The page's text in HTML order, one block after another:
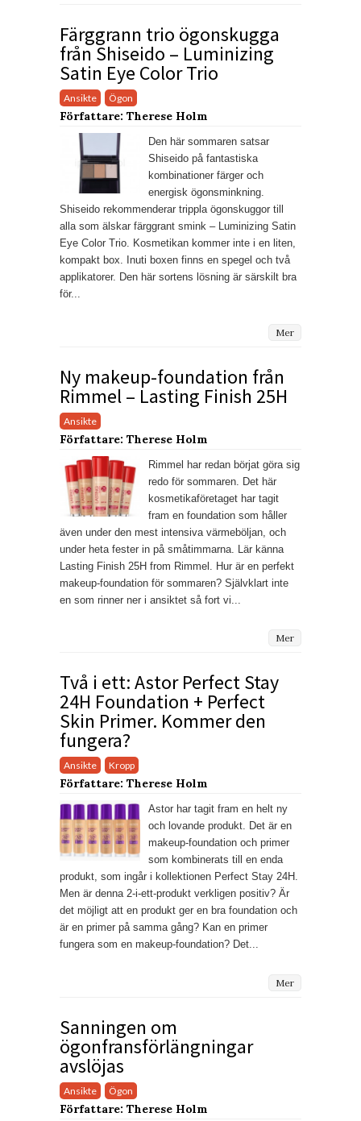
Färggrann trio ögonskugga
från Shiseido – Luminizing
Satin Eye Color Trio
Ansikte Ögon
Författare: Therese Holm
Den här sommaren satsar
Shiseido på fantastiska
kombinationer färger och
energisk ögonsminkning.
Shiseido rekommenderar trippla ögonskuggor till
alla som älskar färggrant smink – Luminizing Satin
Eye Color Trio. Kosmetikan kommer inte i en liten,
kompakt box. Inuti boxen finns en spegel och två
applikatorer. Den här sortens lösning är särskilt bra
för...
Mer
Ny makeup-foundation från
Rimmel – Lasting Finish 25H
Ansikte
Författare: Therese Holm
Rimmel har redan börjat göra sig
redo för sommaren. Det här
kosmetikaföretaget har tagit
fram en foundation som håller
även under den mest intensiva värmeböljan, och
under heta fester in på småtimmarna. Lär känna
Lasting Finish 25H from Rimmel. Hur är en perfekt
makeup-foundation för sommaren? Självklart inte
en som rinner ner i ansiktet så fort vi...
Mer
Två i ett: Astor Perfect Stay
24H Foundation + Perfect
Skin Primer. Kommer den
fungera?
Ansikte Kropp
Författare: Therese Holm
Astor har tagit fram en helt ny
och lovande produkt. Det är en
makeup-foundation och primer
som kombinerats till en enda
produkt, som ingår i kollektionen Perfect Stay 24H.
Men är denna 2-i-ett-produkt verkligen positiv? Är
det möjligt att en produkt ger en bra foundation och
är en primer på samma gång? Kan en primer
fungera som en makeup-foundation? Det...
Mer
Sanningen om
ögonfransförlängningar
avslöjas
Ansikte Ögon
Författare: Therese Holm